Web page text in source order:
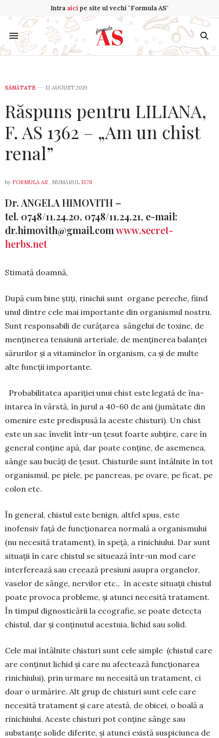
Intra aicipe site ul vechi "Formula AS"
SĂNĂTATE 13 AUGUST 2019
Răspuns pentru LILIANA,
F. AS 1362 – „Am un chist
renal”
by FORMULA AS , NUMĂRUL 1378
Dr. ANGELA HIMOVITH –
tel. 0748/11.24.20, 0748/11.24.21, e-mail:
dr.himovith@gmail.comwww.secret-
herbs.net
Stimată doamnă,
După cum bine ştiţi, rinichii sunt organe pereche, fiind
unul dintre cele mai importante din organismul nostru.
Sunt res­ponsabili de curăţarea sân­gelui de toxine, de
menţinerea tensiunii arteriale, de menţi­ne­rea balanţei
sărurilor şi a vitaminelor în organism, ca şi de multe
alte funcţii importan­te.
Probabilitatea apariţiei unui chist este legată de îna­
intarea în vârstă, în jurul a 40-60 de ani (jumătate din
ome­nire este predispusă la aceste chisturi). Un chist
este un sac învelit într-un țesut foarte subțire, care în
general con­ţine apă, dar poate conţine, de asemenea,
sânge sau bucăţi de ţesut. Chisturile sunt întâlnite în tot
organismul, pe piele, pe pancreas, pe ovare, pe ficat, pe
colon etc.
În general, chistul este benign, altfel spus, este
inofensiv față de funcţionarea normală a organis­mului
(nu necesită tratament), în speţă, a rini­chiului. Dar sunt
situaţii în care chistul se si­tuează într-un mod care
interferează sau creează presiuni asupra organelor,
vaselor de sânge, ner­vilor etc., în aceste situaţii chistul
poate provoca probleme, şi atunci necesită tratament.
În timpul dignosticării la ecografie, se poate detecta
chis­tul, dar şi conţinutul acestuia, lichid sau solid.
Cele mai întâlnite chisturi sunt cele simple (chistul care
are con­ţinut lichid şi care nu afectează func­ţionarea
rinichiului), prin urmare nu necesită un tratament, ci
doar o ur­mărire. Alt grup de chisturi sunt cele care
necesită tratament şi care atestă, de obicei, o boală a
rinichiului. Aceste chisturi pot conţine sânge sau
substanţe solide diferite, şi atunci exis­tă suspiciunea de